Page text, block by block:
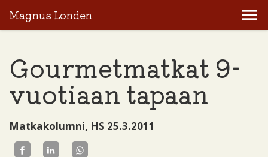
Magnus Londen
Gourmetmatkat 9-
vuotiaan tapaan
Matkakolumni, HS 25.3.2011